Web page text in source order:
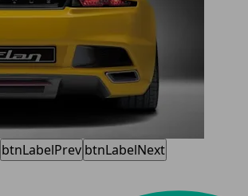
btnLabelPrev btnLabelNext